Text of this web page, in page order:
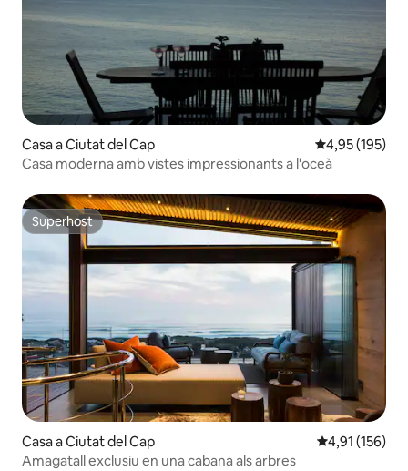
Casa a Ciutat del Cap 4,95 de
4,95 (195)
Casa moderna amb vistes impressionants a l'oceà
Superhost
Superhost
Casa a Ciutat del Cap 4,91 de
4,91 (156)
Amagatall exclusiu en una cabana als arbres